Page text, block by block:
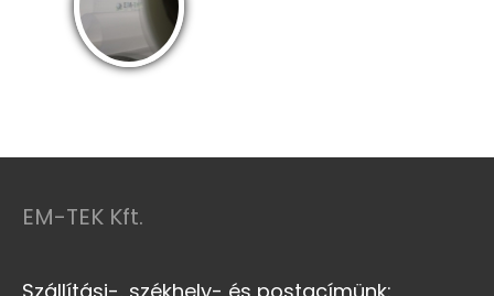
EM-TEK Kft.